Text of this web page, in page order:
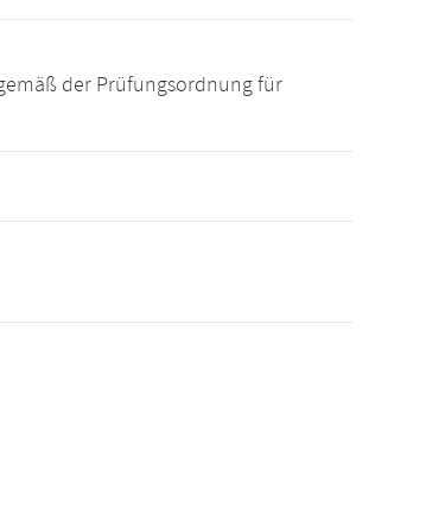
der Prüfungsordnung für